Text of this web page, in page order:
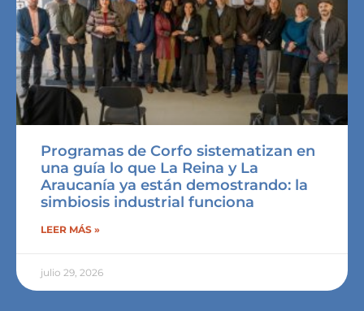
Programas de Corfo sistematizan en
una guía lo que La Reina y La
Araucanía ya están demostrando: la
simbiosis industrial funciona
LEER MÁS »
julio 29, 2026